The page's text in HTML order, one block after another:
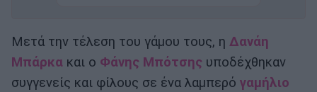
Μετά την τέλεση του γάμου τους, η Δανάη
Μπάρκα και ο Φάνης Μπότσης υποδέχθηκαν
συγγενείς και φίλους σε ένα λαμπερό γαμήλιο